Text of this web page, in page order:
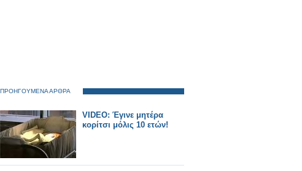
ΠΡΟΗΓΟΥΜΕΝΑ ΑΡΘΡΑ
VIDEO: Έγινε μητέρα
κορίτσι μόλις 10 ετών!